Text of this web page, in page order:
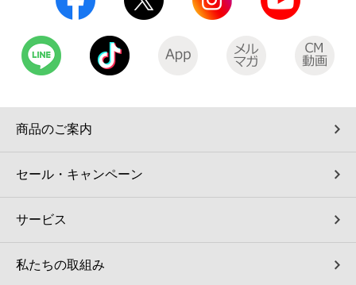
自転車シェアリング（店舗限定）
モバイルバッテリーシェアリング（店舗限定）
セブン-イレブンの歴史
商品のご案内
セール・キャンペーン
サービス
私たちの取組み